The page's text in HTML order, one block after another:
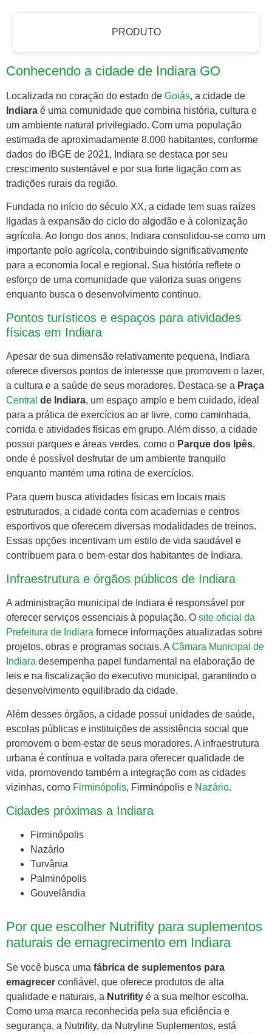
PRODUTO
Conhecendo a cidade de Indiara GO
Localizada no coração do estado de Goiás, a cidade de
Indiara é uma comunidade que combina história, cultura e
um ambiente natural privilegiado. Com uma população
estimada de aproximadamente 8.000 habitantes, conforme
dados do IBGE de 2021, Indiara se destaca por seu
crescimento sustentável e por sua forte ligação com as
tradições rurais da região.
Fundada no início do século XX, a cidade tem suas raízes
ligadas à expansão do ciclo do algodão e à colonização
agrícola. Ao longo dos anos, Indiara consolidou-se como um
importante polo agrícola, contribuindo significativamente
para a economia local e regional. Sua história reflete o
esforço de uma comunidade que valoriza suas origens
enquanto busca o desenvolvimento contínuo.
Pontos turísticos e espaços para atividades
físicas em Indiara
Apesar de sua dimensão relativamente pequena, Indiara
oferece diversos pontos de interesse que promovem o lazer,
a cultura e a saúde de seus moradores. Destaca-se a Praça
Central de Indiara, um espaço amplo e bem cuidado, ideal
para a prática de exercícios ao ar livre, como caminhada,
corrida e atividades físicas em grupo. Além disso, a cidade
possui parques e áreas verdes, como o Parque dos Ipês,
onde é possível desfrutar de um ambiente tranquilo
enquanto mantém uma rotina de exercícios.
Para quem busca atividades físicas em locais mais
estruturados, a cidade conta com academias e centros
esportivos que oferecem diversas modalidades de treinos.
Essas opções incentivam um estilo de vida saudável e
contribuem para o bem-estar dos habitantes de Indiara.
Infraestrutura e órgãos públicos de Indiara
A administração municipal de Indiara é responsável por
oferecer serviços essenciais à população. O site oficial da
Prefeitura de Indiara fornece informações atualizadas sobre
projetos, obras e programas sociais. A Câmara Municipal de
Indiara desempenha papel fundamental na elaboração de
leis e na fiscalização do executivo municipal, garantindo o
desenvolvimento equilibrado da cidade.
Além desses órgãos, a cidade possui unidades de saúde,
escolas públicas e instituições de assistência social que
promovem o bem-estar de seus moradores. A infraestrutura
urbana é contínua e voltada para oferecer qualidade de
vida, promovendo também a integração com as cidades
vizinhas, como Firminópolis, Firminópolis e Nazário.
Cidades próximas a Indiara
Firminópolis
Nazário
Turvânia
Palminópolis
Gouvelândia
Por que escolher Nutrifity para suplementos
naturais de emagrecimento em Indiara
Se você busca uma fábrica de suplementos para
emagrecer confiável, que oferece produtos de alta
qualidade e naturais, a Nutrifity é a sua melhor escolha.
Como uma marca reconhecida pela sua eficiência e
segurança, a Nutrifity, da Nutryline Suplementos, está